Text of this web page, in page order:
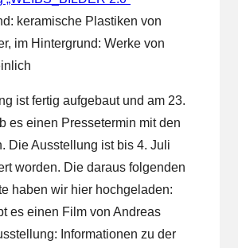
keramische Plastiken von
im Hintergrund: Werke von
ist fertig aufgebaut und am 23.
es einen Pressetermin mit den
Die Ausstellung ist bis 4. Juli
worden. Die daraus folgenden
haben wir hier hochgeladen:
es einen Film von Andreas
Informationen zu der